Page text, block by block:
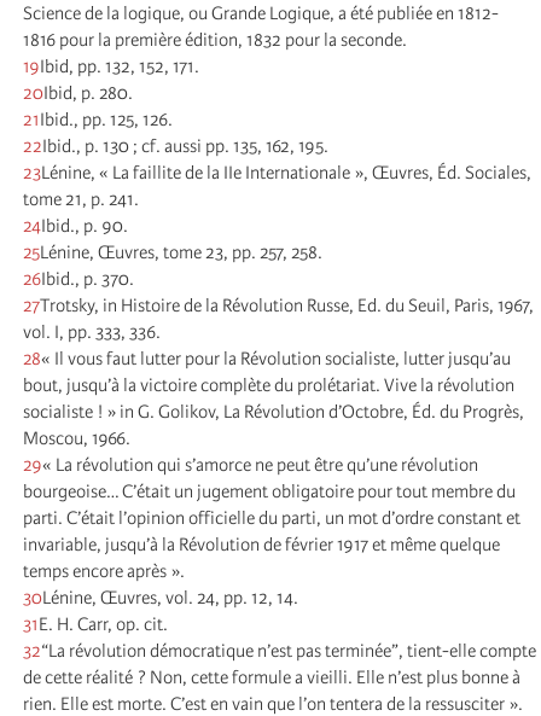
Science de la logique, ou Grande Logique, a été publiée en 1812-
1816 pour la première édition, 1832 pour la seconde.
19Ibid, pp. 132, 152, 171.
20Ibid, p. 280.
21Ibid., pp. 125, 126.
22Ibid., p. 130 ; cf. aussi pp. 135, 162, 195.
23Lénine, « La faillite de la IIe Internationale », Œuvres, Éd. Sociales,
tome 21, p. 241.
24Ibid., p. 90.
25Lénine, Œuvres, tome 23, pp. 257, 258.
26Ibid., p. 370.
27Trotsky, in Histoire de la Révolution Russe, Ed. du Seuil, Paris, 1967,
vol. I, pp. 333, 336.
28« Il vous faut lutter pour la Révolution socialiste, lutter jusqu’au
bout, jusqu’à la victoire complète du prolétariat. Vive la révolution
socialiste ! » in G. Golikov, La Révolution d’Octobre, Éd. du Progrès,
Moscou, 1966.
29« La révolution qui s’amorce ne peut être qu’une révolution
bourgeoise… C’était un jugement obligatoire pour tout membre du
parti. C’était l’opinion officielle du parti, un mot d’ordre constant et
invariable, jusqu’à la Révolution de février 1917 et même quelque
temps encore après ».
30Lénine, Œuvres, vol. 24, pp. 12, 14.
31E. H. Carr, op. cit.
32“La révolution démocratique n’est pas terminée”, tient-elle compte
de cette réalité ? Non, cette formule a vieilli. Elle n’est plus bonne à
rien. Elle est morte. C’est en vain que l’on tentera de la ressusciter ».